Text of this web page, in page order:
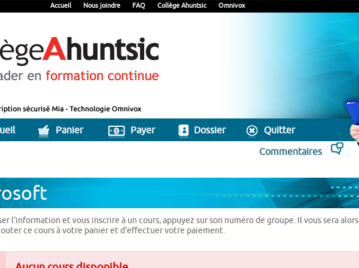
Accueil Nous joindre FAQ Collège Ahuntsic Omnivox
Panier Payer Dossier
Quitter
Commentaires
l'information et vous inscrire à un cours, appuyez sur son numéro de groupe. Il vous sera alors
ce cours à votre panier et d'effectuer votre paiement.